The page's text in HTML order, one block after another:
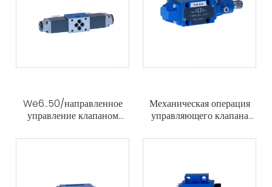
We6..50/направленное
управление клапаном
Механическая операция
управляющего клапана